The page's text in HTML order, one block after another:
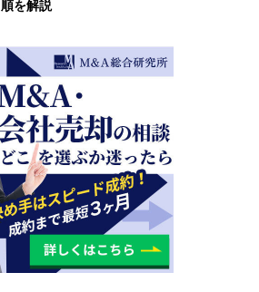
順を解説